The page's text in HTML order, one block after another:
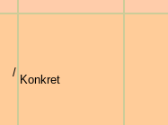
/
Konkret